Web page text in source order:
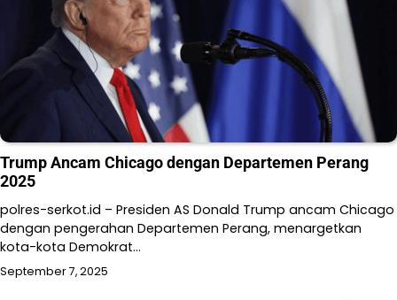
Trump Ancam Chicago dengan Departemen Perang
2025
polres-serkot.id – Presiden AS Donald Trump ancam Chicago
dengan pengerahan Departemen Perang, menargetkan
kota-kota Demokrat…
September 7, 2025